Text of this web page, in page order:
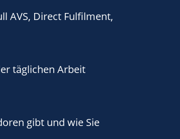
AVS, Direct Fulfilment,
täglichen Arbeit
gibt und wie Sie